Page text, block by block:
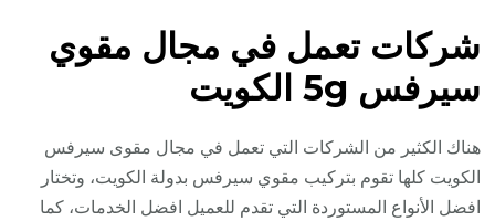
شركات تعمل في مجال مقوي
سيرفس 5g الكويت
هناك الكثير من الشركات التي تعمل في مجال مقوى سيرفس
الكويت كلها تقوم بتركيب مقوي سيرفس بدولة الكويت، وتختار
افضل الأنواع المستوردة التي تقدم للعميل افضل الخدمات، كما